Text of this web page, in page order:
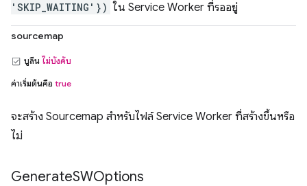
'SKIP_WAITING'}) ใน Service Worker ที่รออยู่
sourcemap
บูลีน ไม่บังคับ
ค่าเริ่มต้นคือ true
จะสร้าง Sourcemap สำหรับไฟล์ Service Worker ที่สร้างขึ้นหรือ
ไม่
GenerateSWOptions